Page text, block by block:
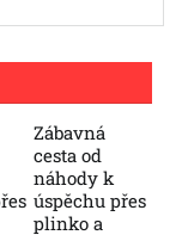
Zábavná
cesta od
náhody k
úspěchu přes
plinko a